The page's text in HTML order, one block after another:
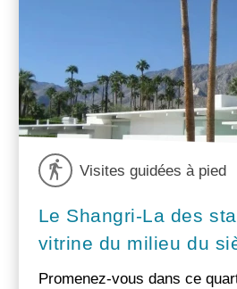
Visites guidées à pied
Le Shangri-La des
vitrine du milieu du
Promenez-vous dans ce